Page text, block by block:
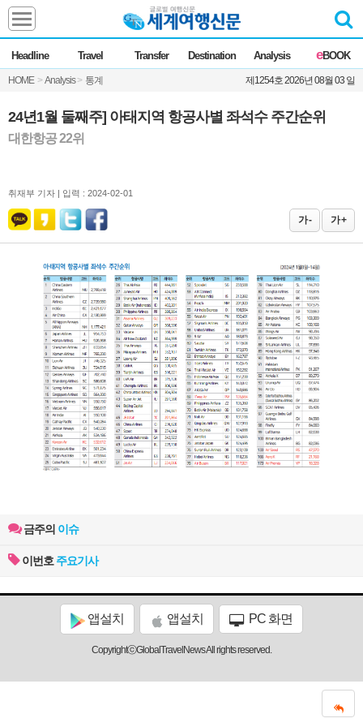
Headline Travel Transfer Destination Analysis eBOOK
HOME > Analysis > 통계 제1254호 2026년 08월 03 일
Headline
전체 News
Commentary Opinion
Focus Marketing
ZoomIn
Transfer
Destination
Analysis
24년1월 둘째주] 아태지역 항공사별 좌석수 주간순위
대한항공 22위
취재부 기자 | 입력 : 2024-02-01
가 - 가 +
금주의 이슈
이번호 주요기사
앱설치 앱설치 PC 화면
CopyrightⓒGlobalTravelNews All rights reserved.